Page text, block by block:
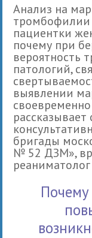
Анализ на
тромбофилии
пациентки
почему при
вероятность
патологий,
выявлении
бригады
№ 52 ДЗМ»,
реаниматолог